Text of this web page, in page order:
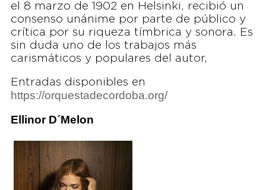
el 8 marzo de 1902 en Helsinki, recibió un
consenso unánime por parte de público y
crítica por su riqueza tímbrica y sonora. Es
sin duda uno de los trabajos más
carismáticos y populares del autor,
Entradas disponibles en
https://orquestadecordoba.org/
Ellinor D´Melon